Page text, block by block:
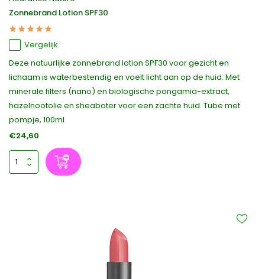
Zonnebrand Lotion SPF30
Vergelijk
Deze natuurlijke zonnebrand lotion SPF30 voor gezicht en
lichaam is waterbestendig en voelt licht aan op de huid. Met
minerale filters (nano) en biologische pongamia-extract,
hazelnootolie en sheaboter voor een zachte huid. Tube met
pompje, 100ml
€24,60